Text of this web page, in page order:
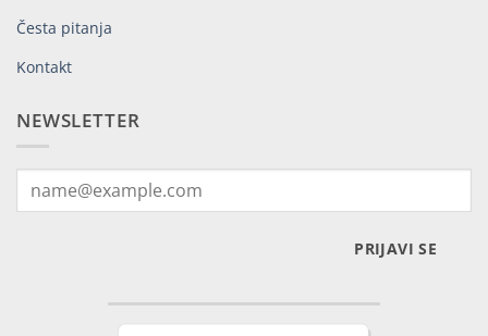
Česta pitanja
Kontakt
NEWSLETTER
PRIJAVI SE